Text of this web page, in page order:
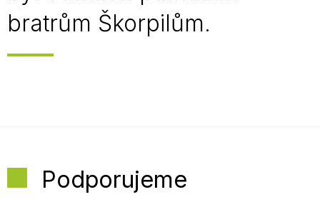
bratrům Škorpilům.
Podporujeme